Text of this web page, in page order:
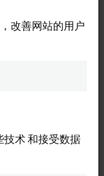
分布式
备方案提供了理
等级较高，现在
过连续的分散控
味着可以最大限
改善网站的用户
术 和接受数据